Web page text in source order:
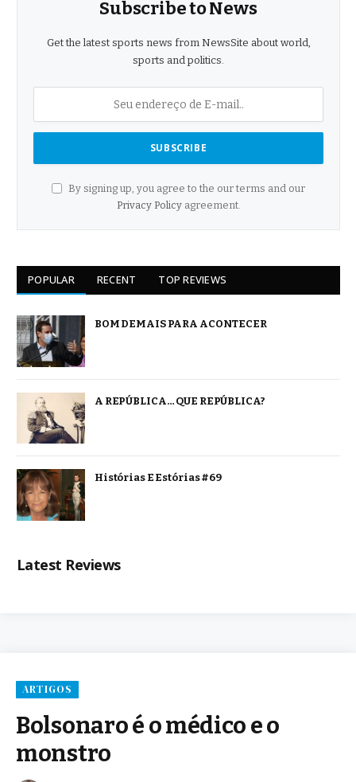
Subscribe to News
Get the latest sports news from NewsSite about world,
sports and politics.
By signing up, you agree to the our terms and our
Privacy Policyagreement.
POPULAR RECENT TOP REVIEWS
BOM DEMAIS PARA ACONTECER
A REPÚBLICA… QUE REPÚBLICA?
Histórias E Estórias #69
Latest Reviews
ARTIGOS
Bolsonaro é o médico e o
monstro